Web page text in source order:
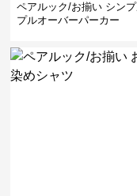
ペアルック/お揃い シン
プルオーバーパーカー